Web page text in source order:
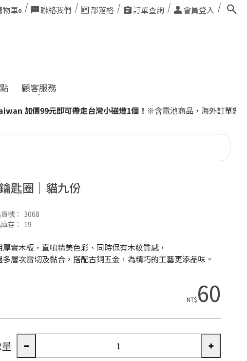
物車0 聯絡我們 部落格 訂單查詢 會員登入
顧客服務
品，海外訂單恕不適用。
匙圈｜貓九份
號：
3068
存：
19
厚實木板，直噴精美色彩、同時保有木紋質感，
多層次雷切及黏合，搭配古銅五金，為精巧的工藝更添品味。
NT$60